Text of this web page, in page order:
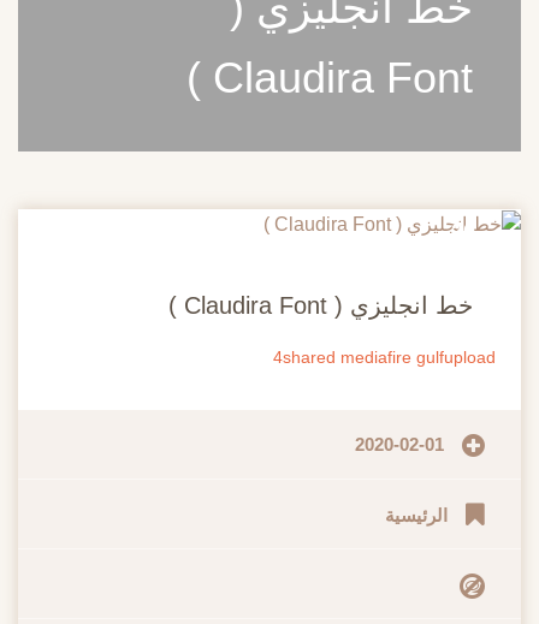
Claudira Font )
20
خط انجليزي ( Claudira Font )
4shared mediafire gulfupload
2020-02-01
الرئيسية